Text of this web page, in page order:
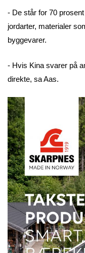
- De står for 70
jordarter, materialer
byggevarer.
- Hvis Kina svarer på
direkte, sa Aas.